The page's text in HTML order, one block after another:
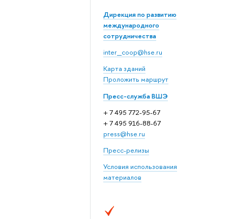
Дирекция по развитию
международного
сотрудничества
inter_coop@hse.ru
Карта зданий
Проложить маршрут
Пресс-служба ВШЭ
+ 7 495 772-95-67
+ 7 495 916-88-67
press@hse.ru
Пресс-релизы
Условия использования
материалов